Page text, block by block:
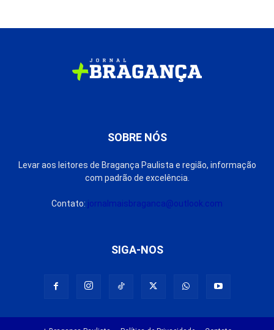
SOBRE NÓS
Levar aos leitores de Bragança Paulista e região, informação
com padrão de excelência.
Contato: jornalmaisbraganca@outlook.com
SIGA-NOS